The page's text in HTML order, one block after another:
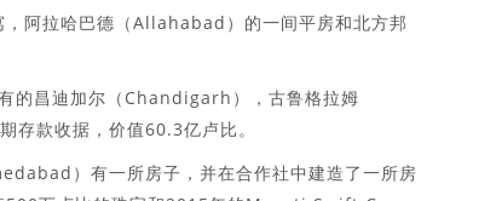
阿拉哈巴德（Allahabad）的一间平房和北方邦
的昌迪加尔（Chandigarh），古鲁格拉姆
存款收据，价值60.3亿卢比。
）有一所房子，并在合作社中建造了一所房